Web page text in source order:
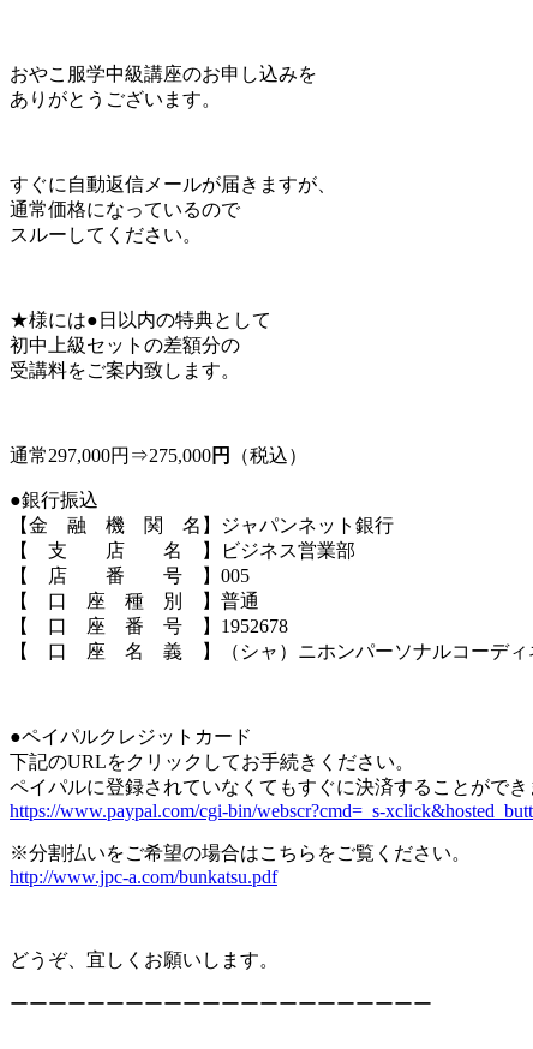
おやこ服学中級講座のお申し込みを
ありがとうございます。
すぐに自動返信メールが届きますが、
通常価格になっているので
スルーしてください。
★様には●日以内の特典として
初中上級セットの差額分の
受講料をご案内致します。
通常297,000円⇒275,000円 （税込）
●銀行振込
【金 融 機 関 名】ジャパンネット銀行
【 支 店 名 】ビジネス営業部
【 店 番 号 】005
【 口 座 種 別 】普通
【 口 座 番 号 】1952678
【 口 座 名 義 】（シャ）ニホンパーソナルコーディ
●ペイパルクレジットカード
下記のURLをクリックしてお手続きください。
ペイパルに登録されていなくてもすぐに決済することができ
https://www.paypal.com/cgi-bin/webscr?cmd=_s-
※分割払いをご希望の場合はこちらをご覧ください。
http://www.jpc-a.com/bunkatsu.pdf
どうぞ、宜しくお願いします。
ーーーーーーーーーーーーーーーーーーーーーー